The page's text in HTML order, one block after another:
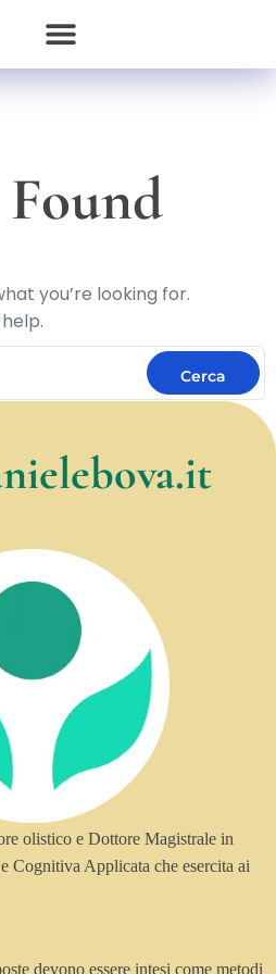
you’re looking for.
olistico e Dottore Magistrale in
Cognitiva Applicata che esercita ai
devono essere intesi come metodi